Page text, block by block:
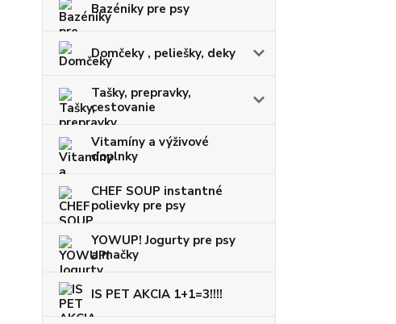
Bazéniky pre psy
Domčeky , peliešky, deky
Tašky, prepravky,
cestovanie
Vitamíny a výživové
doplnky
CHEF SOUP instantné
polievky pre psy
YOWUP! Jogurty pre psy
a mačky
IS PET AKCIA 1+1=3!!!!